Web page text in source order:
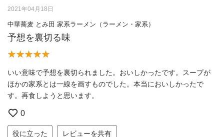
2021年04月18日
中華蕎麦 とみ田 家系ラーメン（ラーメン・家系）
予想を裏切る味
いい意味で予想を裏切られました。おいしかったです。スープが
ほかの家系とは一線を画すものでした。本当においしかったで
す。再食しようと思います。
0
役に立った レビューを共有